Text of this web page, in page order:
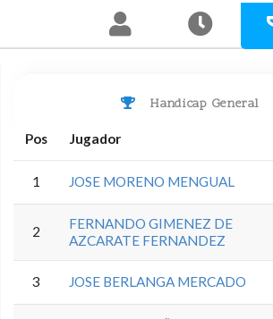
Handicap General
Pos Jugador
1 JOSE MORENO MENGUAL
2
FERNANDO GIMENEZ DE
AZCARATE FERNANDEZ
3 JOSE BERLANGA MERCADO